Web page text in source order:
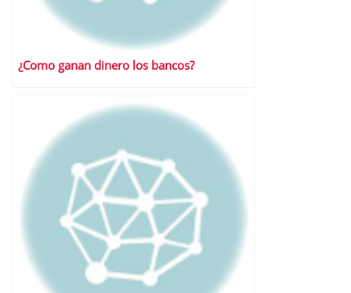
¿Como ganan dinero los bancos?